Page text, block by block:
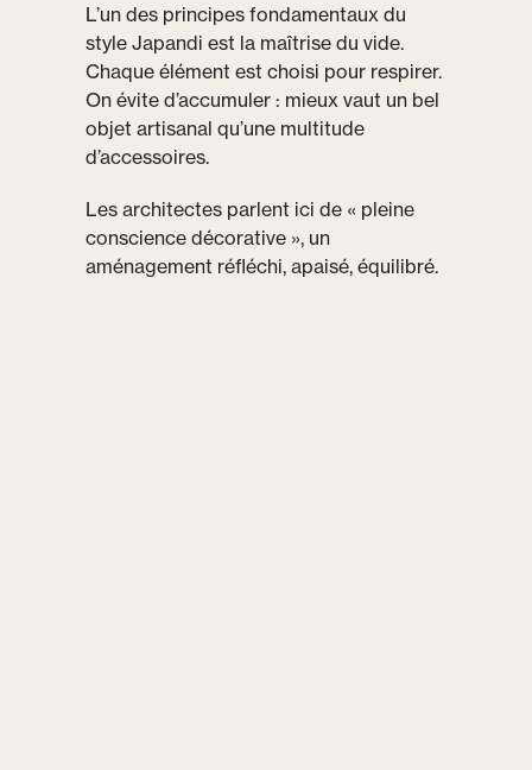
L’un des principes fondamentaux du
style Japandi est la maîtrise du vide.
Chaque élément est choisi pour respirer.
On évite d’accumuler : mieux vaut un bel
objet artisanal qu’une multitude
d’accessoires.
Les architectes parlent ici de « pleine
conscience décorative », un
aménagement réfléchi, apaisé, équilibré.